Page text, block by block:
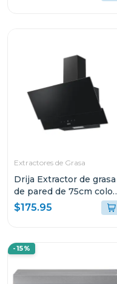
Extractores de Grasa
Drija Extractor de grasa
de pared de 75cm color
negro
$175.95
-15%